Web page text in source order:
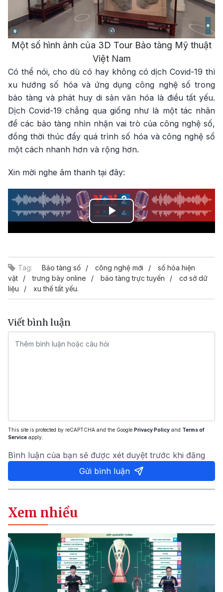
Video
Một số hình ảnh của 3D Tour Bảo tàng Mỹ thuật
Việt Nam
Có thể nói, cho dù có hay không có dịch Covid-19 thì
xu hướng số hóa và ứng dụng công nghệ số trong
bảo tàng và phát huy di sản văn hóa là điều tất yếu.
Dịch Covid-19 chẳng qua giống như là một tác nhân
để các bảo tàng nhìn nhận vai trò của công nghệ số,
đồng thời thúc đẩy quá trình số hóa và công nghệ số
một cách nhanh hơn và rộng hơn.
Xin mời nghe âm thanh tại đây:
Play
Tag: Bảo tàng số công nghệ mới
số hóa hiện
vật
trưng bày online bảo tàng trực tuyến
cơ sở dữ
liệu
xu thế tất yếu.
Viết bình luận
This site is protected by reCAPTCHA and the Google Privacy Policy and Terms of
Service apply.
Bình luận của bạn sẽ được xét duyệt trước khi đăng
Gửi bình luận
Xem nhiều